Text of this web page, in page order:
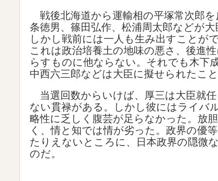
戦後北海道から運輸相の平塚常次郎を
条徳男、篠田弘作、松浦周太郎などが
しかし戦前には一人も生み出すことが
これは政治培養土の地味の悪さ、後進
らすものに他ならない。それでも木下
中西六三郎などは大臣に擬せられたこ
当選回数からいけば、厚三は大臣就
ない貫禄がある。しかし彼にはライバ
略性に乏しく腹芸が足らなかった。放
く、情と知では情が劣った。政界の優
たりえないところに、日本政界の隠微
のだ。